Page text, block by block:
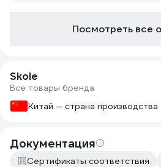
Посмотреть все
Skole
Все товары бренда
Китай — страна производства
Документация
Сертификаты соответствия